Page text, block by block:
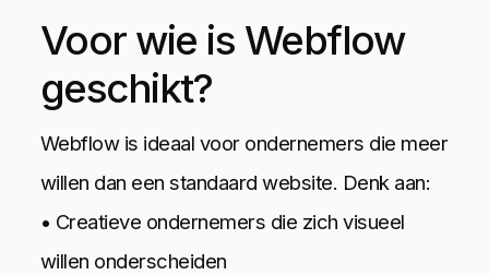
Voor wie is Webflow
geschikt?
Webflow is ideaal voor ondernemers die meer
willen dan een standaard website. Denk aan:
• Creatieve ondernemers die zich visueel
willen onderscheiden